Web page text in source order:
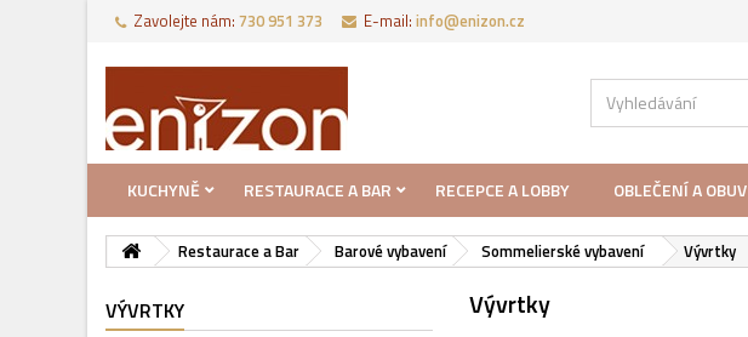
Zavolejte nám: 730 951 373‬ E-mail: info@enizon.cz
KUCHYNĚ RESTAURACE A BAR RECEPCE A LOBBY OBLEČENÍ A OBUV
Restaurace a Bar Barové vybavení Sommelierské vybavení Vývrtky
VÝVRTKY Vývrtky